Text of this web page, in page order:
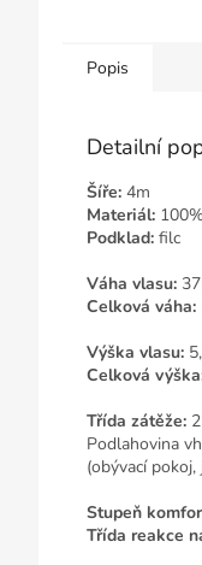
Popis
Detailní
Šíře: 4m
Materiál:
Podklad: filc
Váha vlasu:
Celková váha:
Výška vlasu:
Celková
Třída zátěže:
Podlahovina
(obývací
Stupeň
Třída reakce